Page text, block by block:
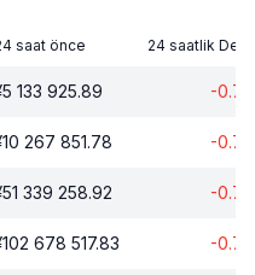
saat önce 24 saatlik
5 133 925.89 -0.76
10 267 851.78 -0.76
51 339 258.92 -0.76
102 678 517.83 -0.76